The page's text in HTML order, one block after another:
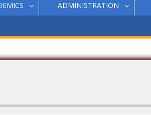
ADMINISTRATION